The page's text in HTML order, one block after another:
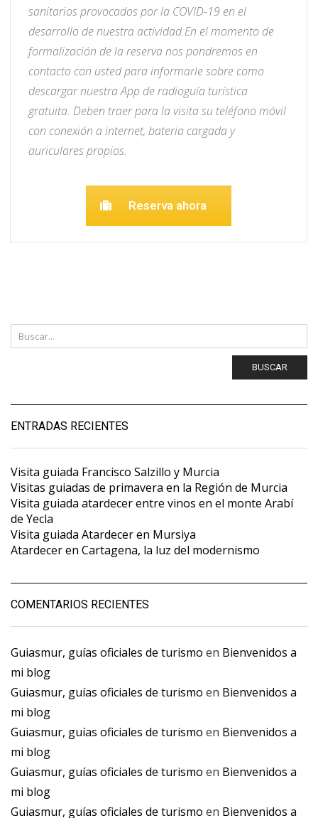
sanitarios provocados por la COVID-19 en el
desarrollo de nuestra actividad.En el momento de
formalización de la reserva nos pondremos en
contacto con usted para informarle sobre como
descargar nuestra App de radioguía turística
gratuita. Deben traer para la visita su teléfono móvil
con conexión a internet, bateria cargada y
auriculares propios.
Reserva ahora
BUSCAR
ENTRADAS RECIENTES
Visita guiada Francisco Salzillo y Murcia
Visitas guiadas de primavera en la Región de Murcia
Visita guiada atardecer entre vinos en el monte Arabí
de Yecla
Visita guiada Atardecer en Mursiya
Atardecer en Cartagena, la luz del modernismo
COMENTARIOS RECIENTES
Guiasmur, guías oficiales de turismo en Bienvenidos a
mi blog
Guiasmur, guías oficiales de turismo en Bienvenidos a
mi blog
Guiasmur, guías oficiales de turismo en Bienvenidos a
mi blog
Guiasmur, guías oficiales de turismo en Bienvenidos a
mi blog
Guiasmur, guías oficiales de turismo en Bienvenidos a